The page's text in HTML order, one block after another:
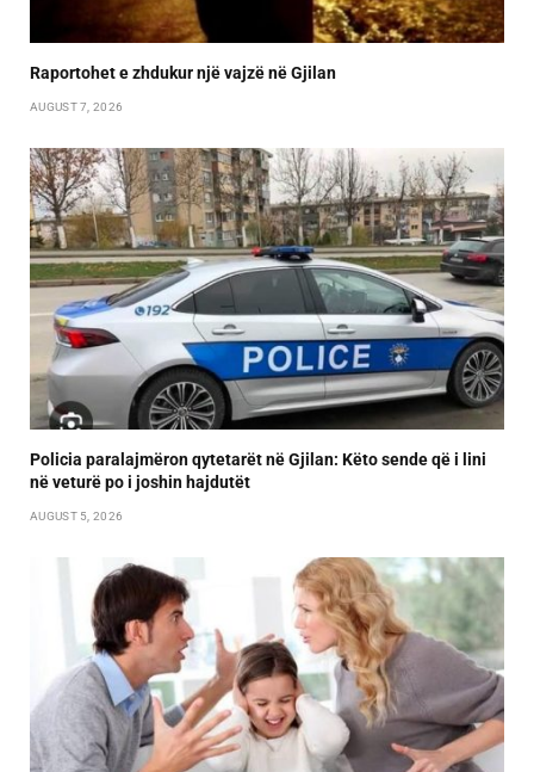
Raportohet e zhdukur një vajzë në Gjilan
AUGUST 7, 2026
Policia paralajmëron qytetarët në Gjilan: Këto sende që i lini
në veturë po i joshin hajdutët
AUGUST 5, 2026